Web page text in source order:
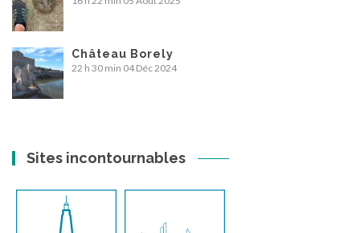
Château Borely
22 h 30 min 04 Déc 2024
Sites incontournables